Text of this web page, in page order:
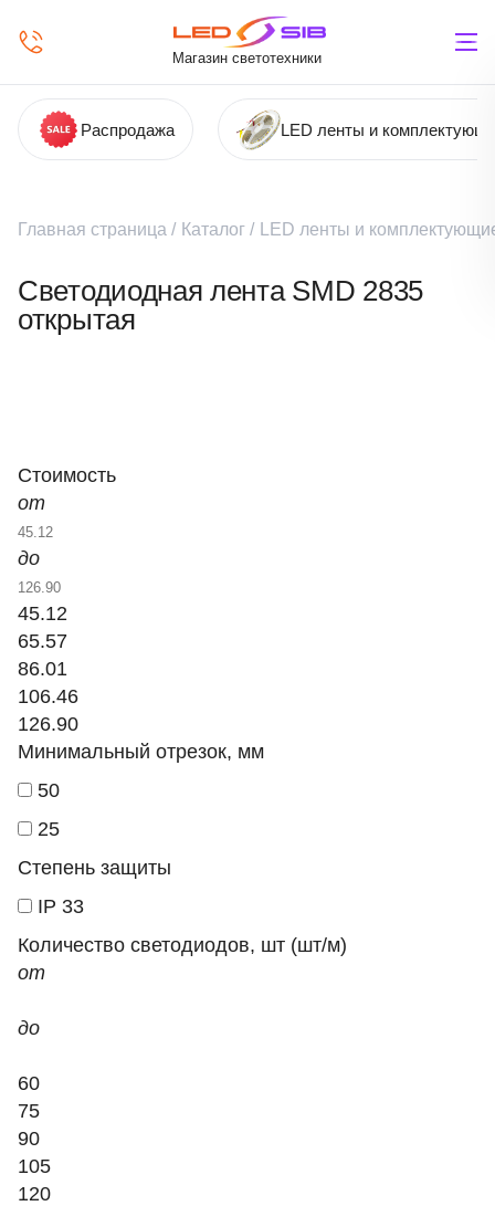
Магазин светотехники
Распродажа LED ленты и
Главная страница / Каталог / LED ленты и
Светодиодная лента SMD 2835
открытая
Стоимость
от
до
45.12
65.57
86.01
106.46
126.90
Минимальный отрезок, мм
50
25
Степень защиты
IP 33
Количество светодиодов, шт (шт/м)
от
до
60
75
90
105
120